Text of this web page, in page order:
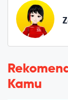
Kamu